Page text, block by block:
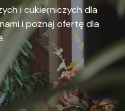
i cukierniczych dla
i poznaj ofertę dla